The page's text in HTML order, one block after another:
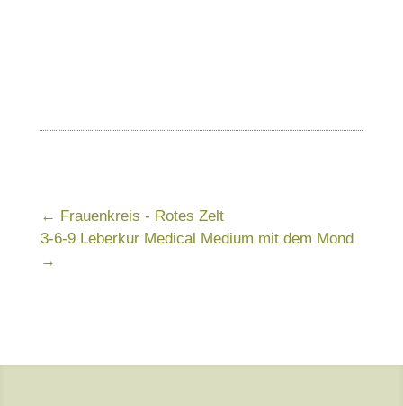
← Frauenkreis - Rotes Zelt
3-6-9 Leberkur Medical Medium mit dem Mond
→